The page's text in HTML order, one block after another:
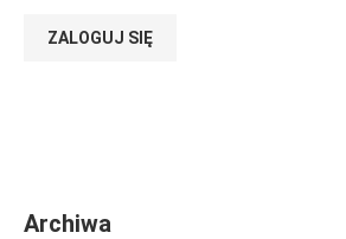
ZALOGUJ SIĘ
Archiwa